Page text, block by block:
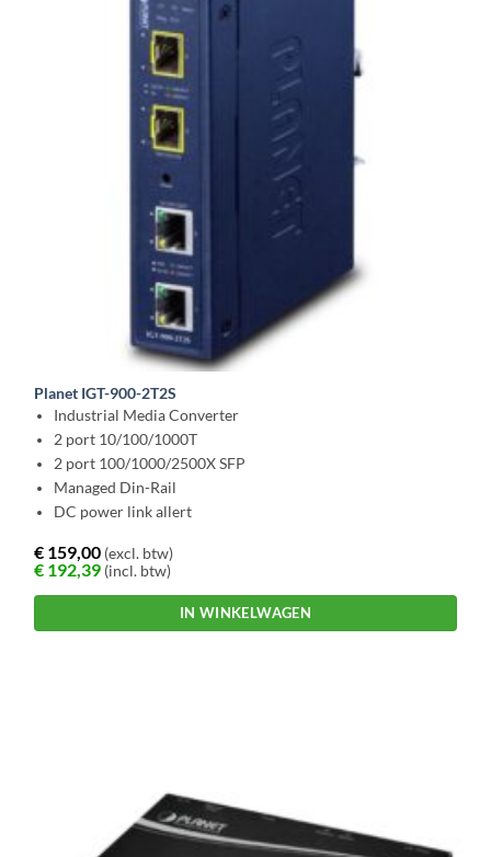
Planet IGT-900-2T2S
Industrial Media Converter
2 port 10/100/1000T
2 port 100/1000/2500X SFP
Managed Din-Rail
DC power link allert
€ 159,00 (excl. btw)
€ 192,39 (incl. btw)
IN WINKELWAGEN